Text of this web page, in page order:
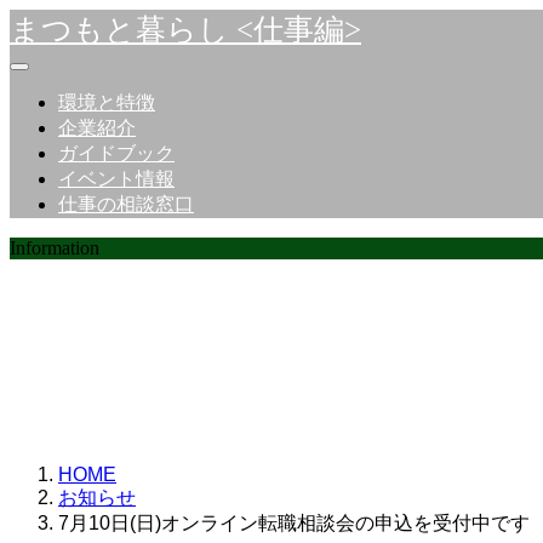
まつもと暮らし <仕事編>
環境と特徴
企業紹介
ガイドブック
イベント情報
仕事の相談窓口
Information
HOME
お知らせ
7月10日(日)オンライン転職相談会の申込を受付中です